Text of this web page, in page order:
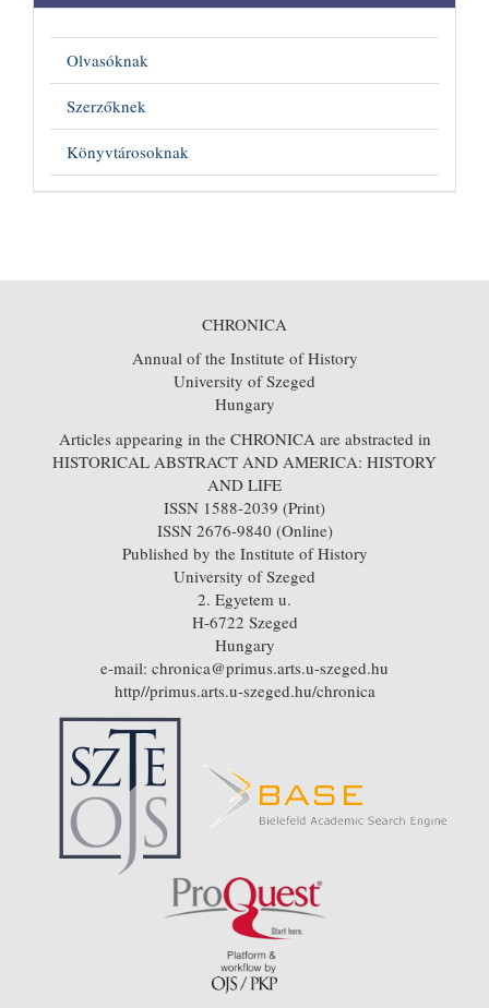
Olvasóknak
Szerzőknek
Könyvtárosoknak
CHRONICA
Annual of the Institute of History
University of Szeged
Hungary
Articles appearing in the CHRONICA are abstracted in
HISTORICAL ABSTRACT AND AMERICA: HISTORY
AND LIFE
ISSN 1588-2039 (Print)
ISSN 2676-9840 (Online)
Published by the Institute of History
University of Szeged
2. Egyetem u.
H-6722 Szeged
Hungary
e-mail: chronica@primus.arts.u-szeged.hu
http//primus.arts.u-szeged.hu/chronica